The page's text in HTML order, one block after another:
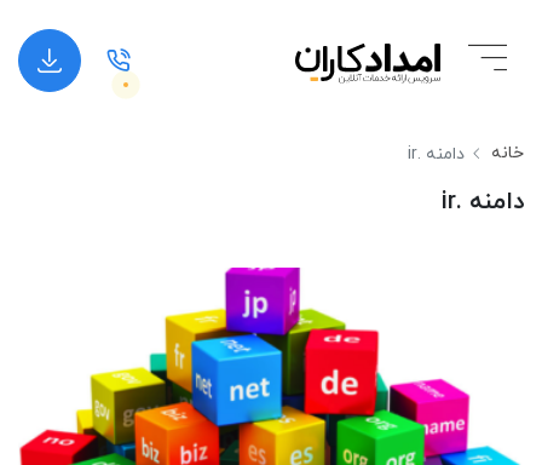
خانه دامنه .ir
دامنه .ir